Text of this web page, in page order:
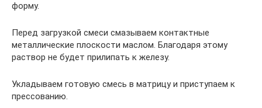
форму.
Перед загрузкой смеси смазываем контактные
металлические плоскости маслом. Благодаря этому
раствор не будет прилипать к железу.
Укладываем готовую смесь в матрицу и приступаем к
прессованию.